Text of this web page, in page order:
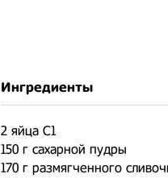
Ингредиенты
2 яйца С1
150 г сахарной пудры
170 г размягченного